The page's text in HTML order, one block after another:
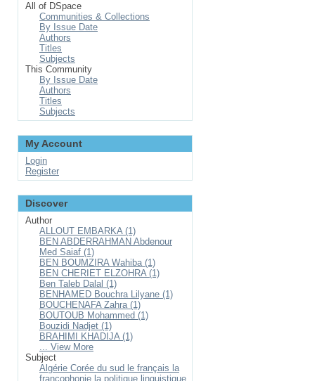
All of DSpace
Communities & Collections
By Issue Date
Authors
Titles
Subjects
This Community
By Issue Date
Authors
Titles
Subjects
My Account
Login
Register
Discover
Author
ALLOUT EMBARKA (1)
BEN ABDERRAHMAN Abdenour
Med Saiaf (1)
BEN BOUMZIRA Wahiba (1)
BEN CHERIET ELZOHRA (1)
Ben Taleb Dalal (1)
BENHAMED Bouchra Lilyane (1)
BOUCHENAFA Zahra (1)
BOUTOUB Mohammed (1)
Bouzidi Nadjet (1)
BRAHIMI KHADIJA (1)
... View More
Subject
Algérie Corée du sud le français la
francophonie la politique linguistique.